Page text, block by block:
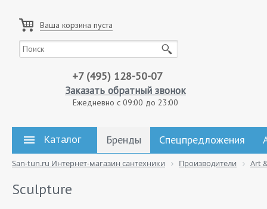
Ваша корзина пуста
+7 (495) 128-50-07
Заказать обратный звонок
Ежедневно с 09:00 до 23:00
Каталог Бренды Спецпредложения
San-tun.ru Интернет-магазин сантехники Производители Art
Sculpture